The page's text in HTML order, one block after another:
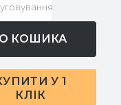
КОШИКА
У 1
КЛІК